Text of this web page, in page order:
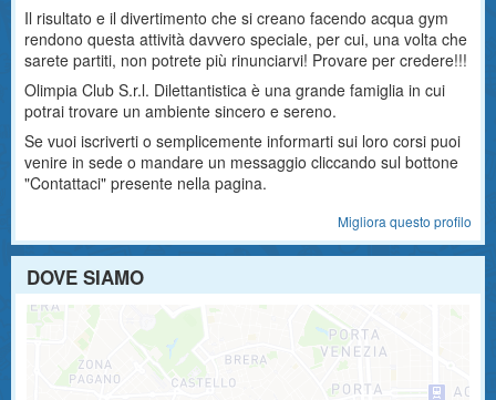
Il risultato e il divertimento che si creano facendo acqua gym
rendono questa attività davvero speciale, per cui, una volta che
sarete partiti, non potrete più rinunciarvi! Provare per credere!!!
Olimpia Club S.r.l. Dilettantistica è una grande famiglia in cui
potrai trovare un ambiente sincero e sereno.
Se vuoi iscriverti o semplicemente informarti sui loro corsi puoi
venire in sede o mandare un messaggio cliccando sul bottone
"Contattaci" presente nella pagina.
Migliora questo profilo
DOVE SIAMO